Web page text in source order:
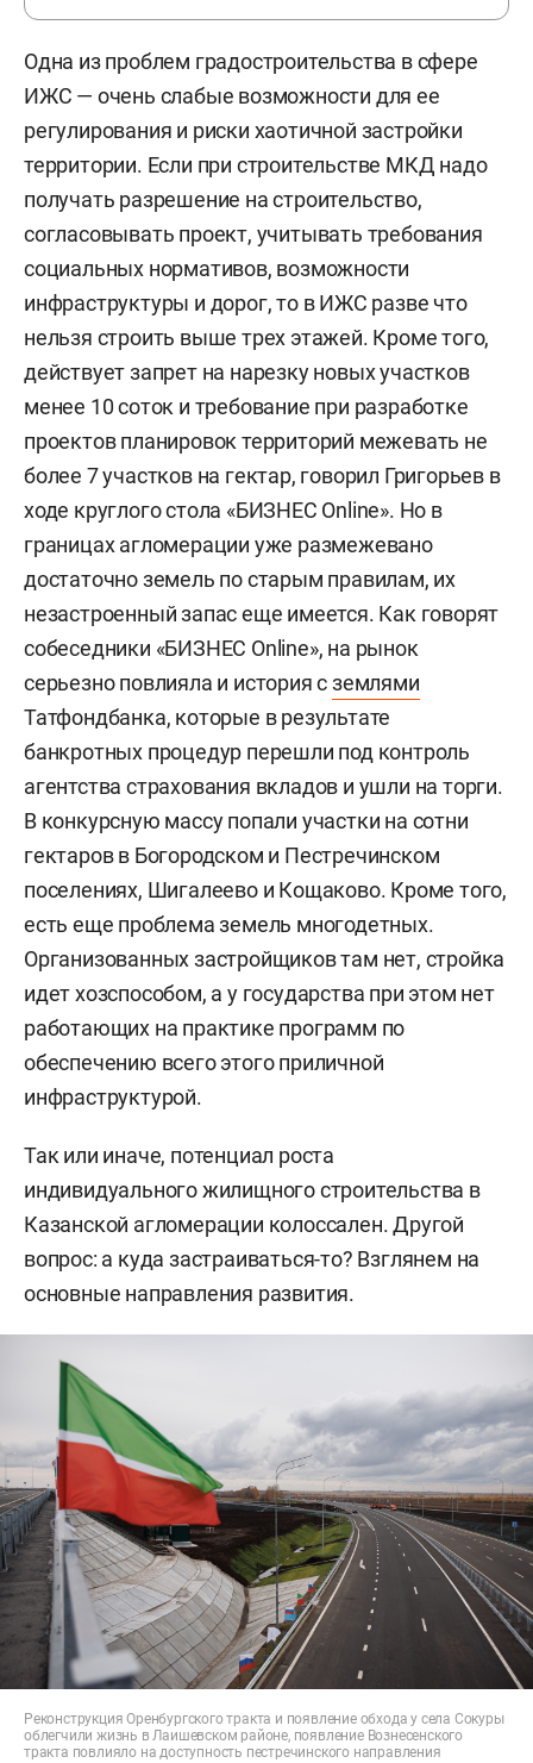
Одна из проблем градостроительства в сфере
ИЖС — очень слабые возможности для ее
регулирования и риски хаотичной застройки
территории. Если при строительстве МКД надо
получать разрешение на строительство,
согласовывать проект, учитывать требования
социальных нормативов, возможности
инфраструктуры и дорог, то в ИЖС разве что
нельзя строить выше трех этажей. Кроме того,
действует запрет на нарезку новых участков
менее 10 соток и требование при разработке
проектов планировок территорий межевать не
более 7 участков на гектар, говорил Григорьев в
ходе круглого стола «БИЗНЕС Online». Но в
границах агломерации уже размежевано
достаточно земель по старым правилам, их
незастроенный запас еще имеется. Как говорят
собеседники «БИЗНЕС Online», на рынок
серьезно повлияла и история сземлями
Татфондбанка, которые в результате
банкротных процедур перешли под контроль
агентства страхования вкладов и ушли на торги.
В конкурсную массу попали участки на сотни
гектаров в Богородском и Пестречинском
поселениях, Шигалеево и Кощаково. Кроме того,
есть еще проблема земель многодетных.
Организованных застройщиков там нет, стройка
идет хозспособом, а у государства при этом нет
работающих на практике программ по
обеспечению всего этого приличной
инфраструктурой.
Так или иначе, потенциал роста
индивидуального жилищного строительства в
Казанской агломерации колоссален. Другой
вопрос: а куда застраиваться-то? Взглянем на
основные направления развития.
Реконструкция Оренбургского тракта и появление обхода у села Сокуры
облегчили жизнь в Лаишевском районе, появление Вознесенского
тракта повлияло на доступность пестречинского направления